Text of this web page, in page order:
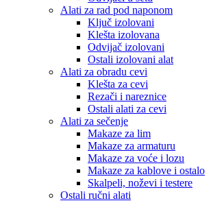
Alati za rad pod naponom
Ključ izolovani
Klešta izolovana
Odvijač izolovani
Ostali izolovani alat
Alati za obradu cevi
Klešta za cevi
Rezači i nareznice
Ostali alati za cevi
Alati za sečenje
Makaze za lim
Makaze za armaturu
Makaze za voće i lozu
Makaze za kablove i ostalo
Skalpeli, noževi i testere
Ostali ručni alati